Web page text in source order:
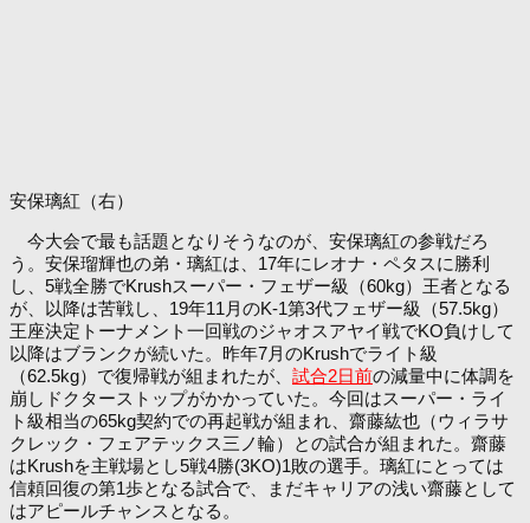
安保璃紅（右）
今大会で最も話題となりそうなのが、安保璃紅の参戦だろ
う。安保瑠輝也の弟・璃紅は、17年にレオナ・ペタスに勝利
し、5戦全勝でKrushスーパー・フェザー級（60kg）王者となる
が、以降は苦戦し、19年11月のK-1第3代フェザー級（57.5kg）
王座決定トーナメント一回戦のジャオスアヤイ戦でKO負けして
以降はブランクが続いた。昨年7月のKrushでライト級
（62.5kg）で復帰戦が組まれたが、 試合2日前の減量中に体調を
崩しドクターストップがかかっていた。今回はスーパー・ライ
ト級相当の65kg契約での再起戦が組まれ、齋藤紘也（ウィラサ
クレック・フェアテックス三ノ輪）との試合が組まれた。齋藤
はKrushを主戦場とし5戦4勝(3KO)1敗の選手。璃紅にとっては
信頼回復の第1歩となる試合で、まだキャリアの浅い齋藤として
はアピールチャンスとなる。